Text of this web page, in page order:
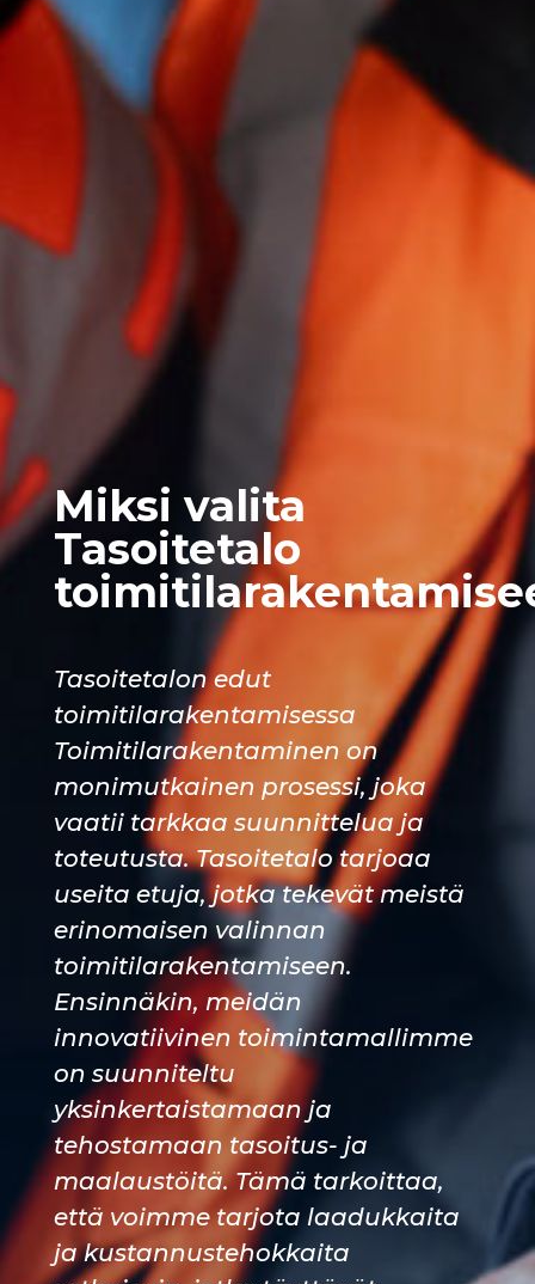
Miksi valita
Tasoitetalo
Tasoitetalon edut
toimitilarakentamisessa
Toimitilarakentaminen on
monimutkainen prosessi, joka
vaatii tarkkaa suunnittelua ja
toteutusta. Tasoitetalo tarjoaa
useita etuja, jotka tekevät meistä
erinomaisen valinnan
toimitilarakentamiseen.
Ensinnäkin, meidän
innovatiivinen toimintamallimme
on suunniteltu
yksinkertaistamaan ja
tehostamaan tasoitus- ja
maalaustöitä. Tämä tarkoittaa,
että voimme tarjota laadukkaita
ja kustannustehokkaita